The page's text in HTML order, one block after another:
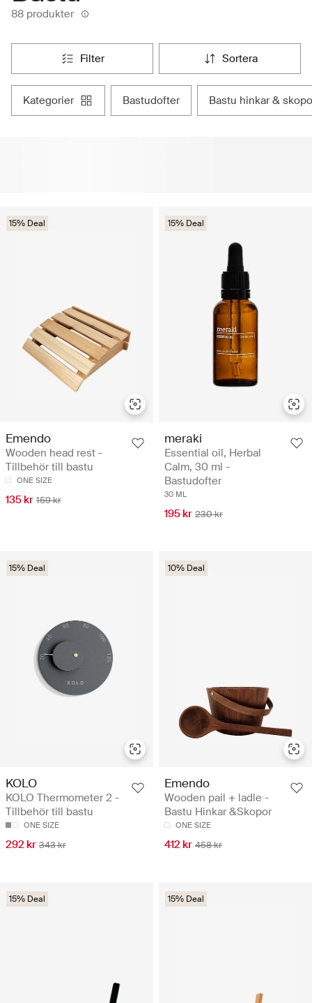
88 produkter
filter sortera
kategorier bastudofter bastu hinkar &
15% Deal
Emendo
Wooden head rest -
Tillbehör till bastu
ONE SIZE
135 kr 159 kr
15% Deal
meraki
Essential oil, Herbal
Calm, 30 ml -
Bastudofter
30 ML
195 kr 230 kr
15% Deal
KOLO
KOLO Thermometer 2 -
Tillbehör till bastu
ONE SIZE
292 kr 343 kr
10% Deal
Emendo
Wooden pail + ladle -
Bastu Hinkar &Skopor
ONE SIZE
412 kr 458 kr
15% Deal 15% Deal